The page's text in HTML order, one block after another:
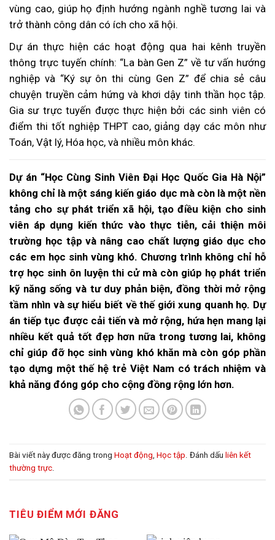
vùng cao, giúp họ định hướng ngành nghề tương lai và
trở thành công dân có ích cho xã hội.
Dự án thực hiện các hoạt động qua hai kênh truyền
thông trực tuyến chính: “La bàn Gen Z” về tư vấn hướng
nghiệp và “Ký sự ôn thi cùng Gen Z” để chia sẻ câu
chuyện truyền cảm hứng và khơi dậy tinh thần học tập.
Gia sư trực tuyến được thực hiện bởi các sinh viên có
điểm thi tốt nghiệp THPT cao, giảng dạy các môn như
Toán, Vật lý, Hóa học, và nhiều môn khác.
Dự án “Học Cùng Sinh Viên Đại Học Quốc Gia Hà Nội”
không chỉ là một sáng kiến giáo dục mà còn là một nền
tảng cho sự phát triển xã hội, tạo điều kiện cho sinh
viên áp dụng kiến thức vào thực tiễn, cải thiện môi
trường học tập và nâng cao chất lượng giáo dục cho
các em học sinh vùng khó. Chương trình không chỉ hỗ
trợ học sinh ôn luyện thi cử mà còn giúp họ phát triển
kỹ năng sống và tư duy phản biện, đồng thời mở rộng
tầm nhìn và sự hiểu biết về thế giới xung quanh họ. Dự
án tiếp tục được cải tiến và mở rộng, hứa hẹn mang lại
nhiều kết quả tốt đẹp hơn nữa trong tương lai, không
chỉ giúp đỡ học sinh vùng khó khăn mà còn góp phần
tạo dựng một thế hệ trẻ Việt Nam có trách nhiệm và
khả năng đóng góp cho cộng đồng rộng lớn hơn.
Bài viết này được đăng trong Hoạt động Học tập . Đánh dấu liên kết
thường trực
TIÊU ĐIỂM MỚI ĐĂNG